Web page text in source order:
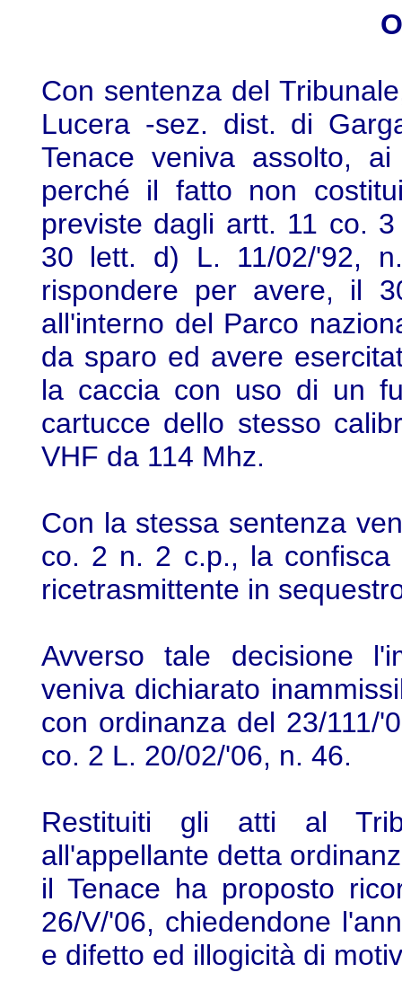
Con sentenza del
Lucera -sez. dist. di
Tenace veniva assolto,
perché il fatto non
previste dagli artt. 11 co.
30 lett. d) L. 11/02/'92,
rispondere per avere, il
all'interno del Parco
da sparo ed avere
la caccia con uso di un
cartucce dello stesso
VHF da 114 Mhz.
Con la stessa sentenza
co. 2 n. 2 c.p., la confisca
ricetrasmittente in
Avverso tale decisione
veniva dichiarato
con ordinanza del 23/
co. 2 L. 20/02/'06, n. 46.
Restituiti gli atti al
all'appellante detta
il Tenace ha proposto
26/V/'06, chiedendone
e difetto ed illogicità di